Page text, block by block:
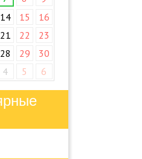
14 15
16
21 22
23
28 29
30
4 5 6